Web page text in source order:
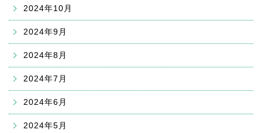
2024年10月
2024年9月
2024年8月
2024年7月
2024年6月
2024年5月